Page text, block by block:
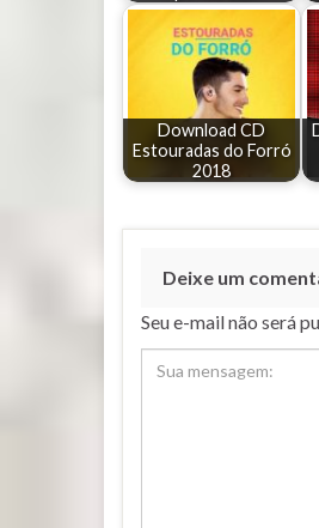
Download CD
Estouradas do Forró
2018
Deixe um
Seu e-mail não será